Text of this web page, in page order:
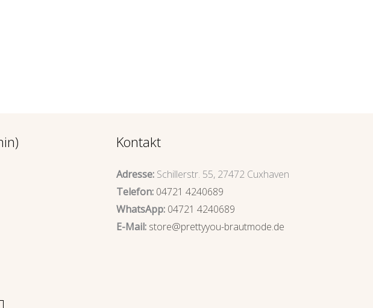
Kontakt
Adresse:Schillerstr. 55, 27472 Cuxhaven
Telefon: 04721 4240689
WhatsApp: 04721 4240689
E-Mail: store@prettyyou-brautmode.de